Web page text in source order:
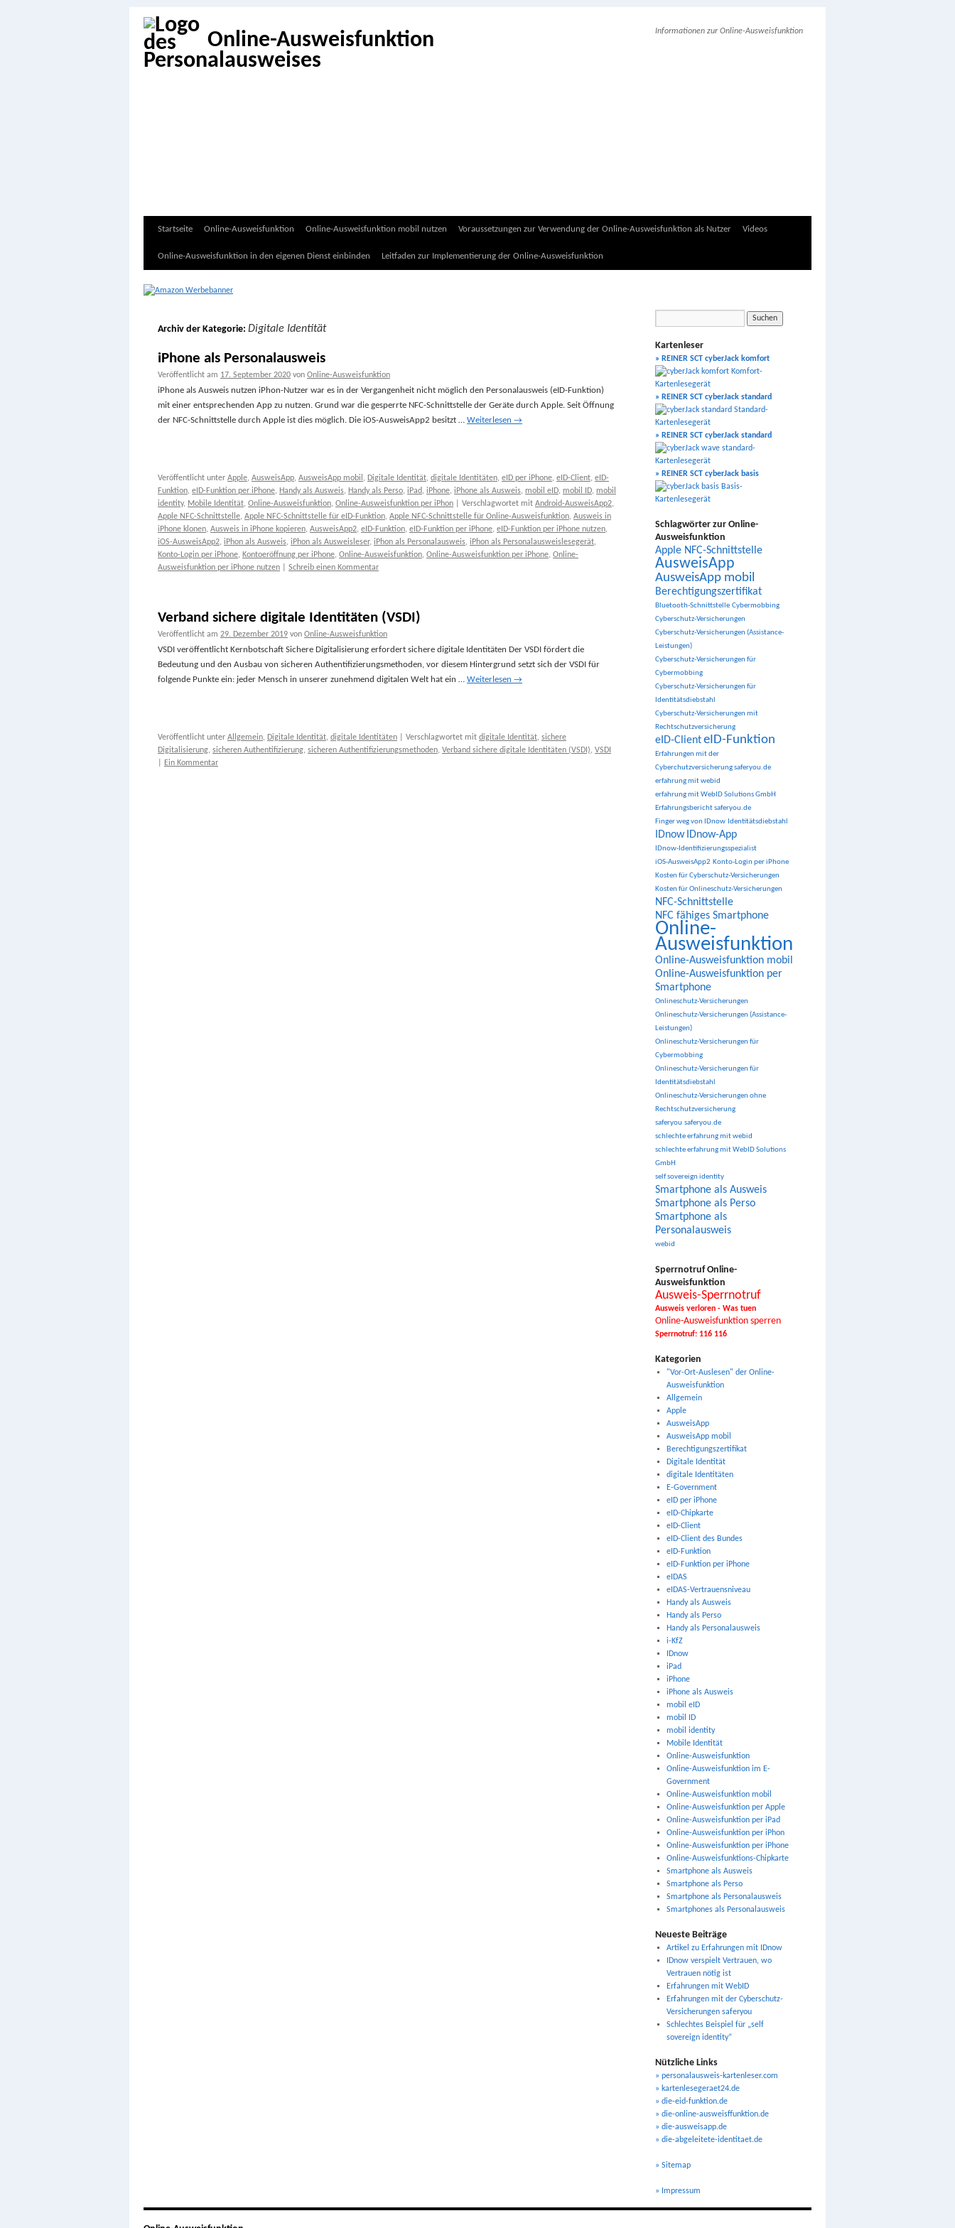
Online-Ausweisfunktion Informationen zur Online-Ausweisfunktion
Zum
Inhalt
springen
Startseite Online-Ausweisfunktion Online-Ausweisfunktion mobil nutzen Voraussetzungen zur Verwendung der Online-Ausweisfunktion als Nutzer Videos
Online-Ausweisfunktion in den eigenen Dienst einbinden Leitfaden zur Implementierung der Online-Ausweisfunktion
Archiv der Kategorie: Digitale Identität
iPhone als Personalausweis
Veröffentlicht am 17. September 2020 von Online-Ausweisfunktion
iPhone als Ausweis nutzen iPhon-Nutzer war es in der Vergangenheit nicht möglich den Personalausweis (eID-Funktion)
mit einer entsprechenden App zu nutzen. Grund war die gesperrte NFC-Schnittstelle der Geräte durch Apple. Seit Öffnung
der NFC-Schnittstelle durch Apple ist dies möglich. Die iOS-AusweisApp2 besitzt … Weiterlesen →
Veröffentlicht unter Apple, AusweisApp, AusweisApp mobil , Digitale Identität, digitale Identitäten, eID per iPhone, eID-Client, eID-
Funktion, eID-Funktion per iPhone, Handy als Ausweis, Handy als Perso, iPad, iPhone, iPhone als Ausweis, mobil eID, mobil ID, mobil
identity, Mobile Identität, Online-Ausweisfunktion, Online-Ausweisfunktion per iPhon Verschlagwortet mit Android-AusweisApp2,
Apple NFC-Schnittstelle, Apple NFC-Schnittstelle für eID-Funktion, Apple NFC-Schnittstelle für Online-Ausweisfunktion, Ausweis in
iPhone klonen, Ausweis in iPhone kopieren, AusweisApp2, eID-Funktion, eID-Funktion per iPhone, eID-Funktion per iPhone nutzen,
iOS-AusweisApp2, iPhon als Ausweis, iPhon als Ausweisleser, iPhon als Personalausweis, iPhon als Personalausweislesegerät,
Konto-Login per iPhone, Kontoeröffnung per iPhone, Online-Ausweisfunktion, Online-Ausweisfunktion per iPhone, Online-
Ausweisfunktion per iPhone nutzen
Schreib einen Kommentar
Verband sichere digitale Identitäten (VSDI)
Veröffentlicht am 29. Dezember 2019 von Online-Ausweisfunktion
VSDI veröffentlicht Kernbotschaft Sichere Digitalisierung erfordert sichere digitale Identitäten Der VSDI fördert die
Bedeutung und den Ausbau von sicheren Authentifizierungsmethoden, vor diesem Hintergrund setzt sich der VSDI für
folgende Punkte ein: jeder Mensch in unserer zunehmend digitalen Welt hat ein … Weiterlesen →
Veröffentlicht unter Allgemein, Digitale Identität, digitale Identitäten Verschlagwortet mit digitale Identität, sichere
Digitalisierung, sicheren Authentifizierung, sicheren Authentifizierungsmethoden, Verband sichere digitale Identitäten (VSDI), VSDI
Ein Kommentar
Kartenleser
» REINER SCT cyberJack komfort
» REINER SCT cyberJack standard
» REINER SCT cyberJack standard
» REINER SCT cyberJack basis
Schlagwörter zur Online-
Ausweisfunktion
Apple NFC-Schnittstelle
AusweisApp
AusweisApp mobil
Berechtigungszertifikat
Bluetooth-Schnittstelle Cybermobbing
Cyberschutz-Versicherungen
Cyberschutz-Versicherungen (Assistance-
Leistungen)
Cyberschutz-Versicherungen für
Cybermobbing
Cyberschutz-Versicherungen für
Identitätsdiebstahl
Cyberschutz-Versicherungen mit
Rechtschutzversicherung
eID-ClienteID-Funktion
Erfahrungen mit der
Cyberchutzversicherung saferyou.de
erfahrung mit webid
erfahrung mit WebID Solutions GmbH
Erfahrungsbericht saferyou.de
Finger weg von IDnow Identitätsdiebstahl
IDnow IDnow-App
IDnow-Identifizierungsspezialist
iOS-AusweisApp2 Konto-Login per iPhone
Kosten für Cyberschutz-Versicherungen
Kosten für Onlineschutz-Versicherungen
NFC-Schnittstelle
NFC fähiges Smartphone
Online-
Ausweisfunktion
Online-Ausweisfunktion mobil
Online-Ausweisfunktion per
Smartphone
Onlineschutz-Versicherungen
Onlineschutz-Versicherungen (Assistance-
Leistungen)
Onlineschutz-Versicherungen für
Cybermobbing
Onlineschutz-Versicherungen für
Identitätsdiebstahl
Onlineschutz-Versicherungen ohne
Rechtschutzversicherung
saferyou saferyou.de
schlechte erfahrung mit webid
schlechte erfahrung mit WebID Solutions
GmbH
self sovereign identity
Smartphone als Ausweis
Smartphone als Perso
Smartphone als
Personalausweis
webid
Sperrnotruf Online-
Ausweisfunktion
Ausweis-Sperrnotruf
Ausweis verloren - Was tuen
Online-Ausweisfunktion sperren
Sperrnotruf: 116 116
Kategorien
"Vor-Ort-Auslesen" der Online-
Ausweisfunktion
Allgemein
Apple
AusweisApp
AusweisApp mobil
Berechtigungszertifikat
Digitale Identität
digitale Identitäten
E-Government
eID per iPhone
eID-Chipkarte
eID-Client
eID-Client des Bundes
eID-Funktion
eID-Funktion per iPhone
eIDAS
eIDAS-Vertrauensniveau
Handy als Ausweis
Handy als Perso
Handy als Personalausweis
i-KfZ
IDnow
iPad
iPhone
iPhone als Ausweis
mobil eID
mobil ID
mobil identity
Mobile Identität
Online-Ausweisfunktion
Online-Ausweisfunktion im E-
Government
Online-Ausweisfunktion mobil
Online-Ausweisfunktion per Apple
Online-Ausweisfunktion per iPad
Online-Ausweisfunktion per iPhon
Online-Ausweisfunktion per iPhone
Online-Ausweisfunktions-Chipkarte
Smartphone als Ausweis
Smartphone als Perso
Smartphone als Personalausweis
Smartphones als Personalausweis
Neueste Beiträge
Artikel zu Erfahrungen mit IDnow
IDnow verspielt Vertrauen, wo
Vertrauen nötig ist
Erfahrungen mit WebID
Erfahrungen mit der Cyberschutz-
Versicherungen saferyou
Schlechtes Beispiel für „self
sovereign identity“
Nützliche Links
» personalausweis-kartenleser.com
» kartenlesegeraet24.de
» die-eid-funktion.de
» die-online-ausweisffunktion.de
» die-ausweisapp.de
» die-abgeleitete-identitaet.de
» Sitemap
» Impressum